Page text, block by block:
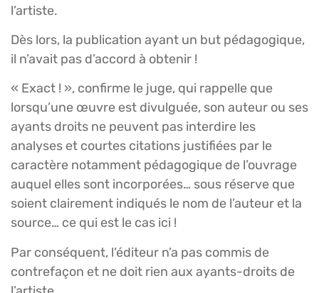
l’artiste.
Dès lors, la publication ayant un but pédagogique,
il n’avait pas d’accord à obtenir !
« Exact ! », confirme le juge, qui rappelle que
lorsqu’une œuvre est divulguée, son auteur ou ses
ayants droits ne peuvent pas interdire les
analyses et courtes citations justifiées par le
caractère notamment pédagogique de l’ouvrage
auquel elles sont incorporées… sous réserve que
soient clairement indiqués le nom de l’auteur et la
source… ce qui est le cas ici !
Par conséquent, l’éditeur n’a pas commis de
contrefaçon et ne doit rien aux ayants-droits de